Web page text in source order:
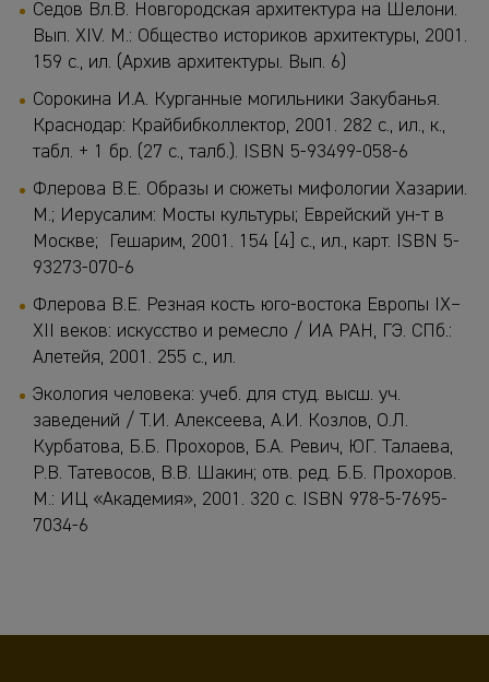
Седов Вл.В. Новгородская архитектура на Шелони.
Вып. XIV. М.: Общество историков архитектуры, 2001.
159 с., ил. (Архив архитектуры. Вып. 6)
Сорокина И.А. Курганные могильники Закубанья.
Краснодар: Крайбибколлектор, 2001. 282 с., ил., к.,
табл. + 1 бр. (27 с., талб.). ISBN 5-93499-058-6
Флерова В.Е. Образы и сюжеты мифологии Хазарии.
М.; Иерусалим: Мосты культуры; Еврейский ун-т в
Москве; Гешарим, 2001. 154 [4] с., ил., карт. ISBN 5-
93273-070-6
Флерова В.Е. Резная кость юго-востока Европы IX–
XII веков: искусство и ремесло / ИА РАН, ГЭ. СПб.:
Алетейя, 2001. 255 с., ил.
Экология человека: учеб. для студ. высш. уч.
заведений / Т.И. Алексеева, А.И. Козлов, О.Л.
Курбатова, Б.Б. Прохоров, Б.А. Ревич, ЮГ. Талаева,
Р.В. Татевосов, В.В. Шакин; отв. ред. Б.Б. Прохоров.
М.: ИЦ «Академия», 2001. 320 с. ISBN 978-5-7695-
7034-6